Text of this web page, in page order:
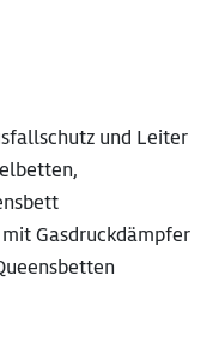
und Leiter
Gasdruckdämpfer